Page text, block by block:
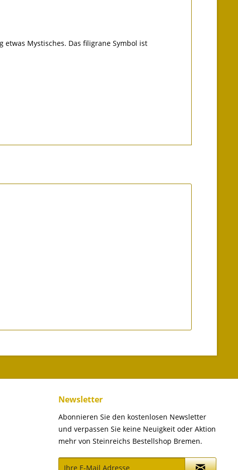
Mystisches. Das filigrane Symbol ist
Newsletter
Abonnieren Sie den kostenlosen Newsletter
und verpassen Sie keine Neuigkeit oder Aktion
mehr von Steinreichs Bestellshop Bremen.